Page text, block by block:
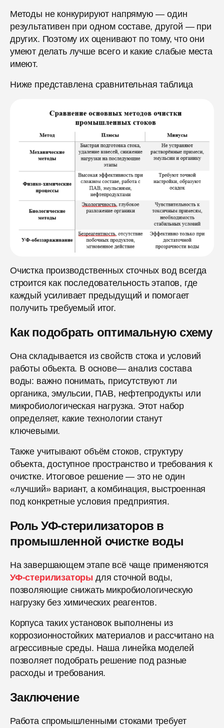
Методы не конкурируют напрямую — один
результативен при одном составе, другой — при
других. Поэтому их оценивают по тому, что они
умеют делать лучше всего и какие слабые места
имеют.
Ниже представлена сравнительная таблица
Очистка производственных сточных вод всегда
строится как последовательность этапов, где
каждый усиливает предыдущий и помогает
получить требуемый итог.
Как подобрать оптимальную схему
Она складывается из свойств стока и условий
работы объекта. В основе— анализ состава
воды: важно понимать, присутствуют ли
органика, эмульсии, ПАВ, нефтепродукты или
микробиологическая нагрузка. Этот набор
определяет, какие технологии станут
ключевыми.
Также учитывают объём стоков, структуру
объекта, доступное пространство и требования к
очистке. Итоговое решение — это не один
«лучший» вариант, а комбинация, выстроенная
под конкретные условия предприятия.
Роль УФ-стерилизаторов в
промышленной очистке воды
На завершающем этапе всё чаще применяются
УФ-стерилизаторы для сточной воды,
позволяющие снижать микробиологическую
нагрузку без химических реагентов.
Корпуса таких установок выполнены из
коррозионностойких материалов и рассчитано на
агрессивные среды. Наша линейка моделей
позволяет подобрать решение под разные
расходы и требования.
Заключение
Работа спромышленными стоками требует